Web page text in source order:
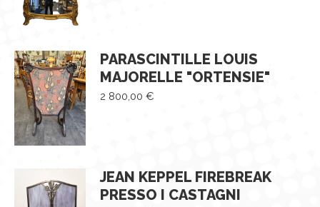
PARASCINTILLE LOUIS
MAJORELLE "ORTENSIE"
2 800,00 €
JEAN KEPPEL FIREBREAK
PRESSO I CASTAGNI